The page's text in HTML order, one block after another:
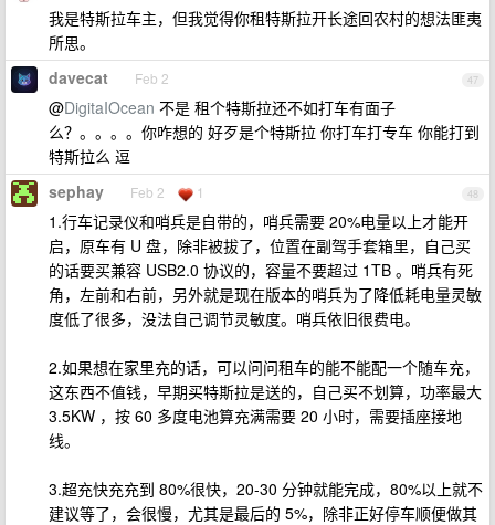
我是特斯拉车主，但我觉得你租特斯拉开长途回农村的想法匪夷
所思。
47
davecat Feb 2
@DigitaIOcean 不是 租个特斯拉还不如打车有面子
么？。。。。你咋想的 好歹是个特斯拉 你打车打专车 你能打到
特斯拉么 逗
48
sephay Feb 2 1
1.行车记录仪和哨兵是自带的，哨兵需要 20%电量以上才能开
启，原车有 U 盘，除非被拔了，位置在副驾手套箱里，自己买
的话要买兼容 USB2.0 协议的，容量不要超过 1TB 。哨兵有死
角，左前和右前，另外就是现在版本的哨兵为了降低耗电量灵敏
度低了很多，没法自己调节灵敏度。哨兵依旧很费电。
2.如果想在家里充的话，可以问问租车的能不能配一个随车充，
这东西不值钱，早期买特斯拉是送的，自己买不划算，功率最大
3.5KW ，按 60 多度电池算充满需要 20 小时，需要插座接地
线。
3.超充快充充到 80%很快，20-30 分钟就能完成，80%以上就不
建议等了，会很慢，尤其是最后的 5%，除非正好停车顺便做其